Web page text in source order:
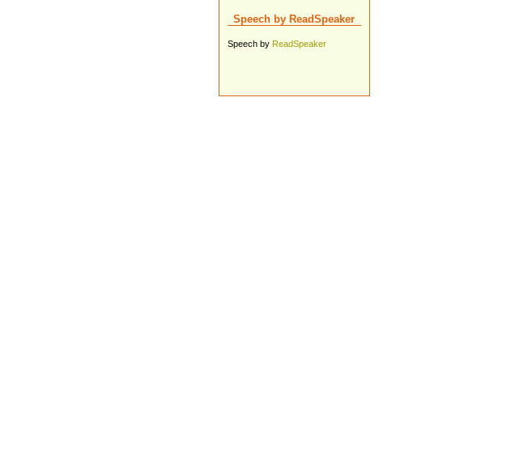
Speech by ReadSpeaker
Speech by ReadSpeaker